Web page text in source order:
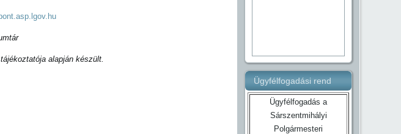
alapján készült.
Ügyfélfogadási rend
Ügyfélfogadás a
Sárszentmihályi
Polgármesteri